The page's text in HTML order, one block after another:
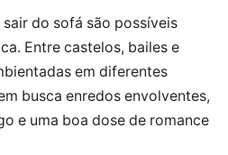
do sofá são possíveis
Entre castelos, bailes e
em diferentes
busca enredos envolventes,
e uma boa dose de romance